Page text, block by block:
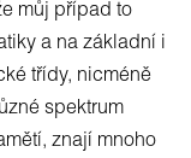
můj případ to
a na základní i
třídy, nicméně
spektrum
znají mnoho